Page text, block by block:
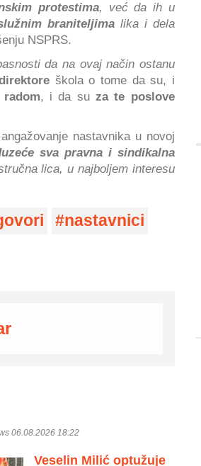
protestima, već da ih u
braniteljima lika i dela
NSPRS.
da na ovaj način ostanu
škola o tome da su, i
, i da su za te poslove
nastavnika u novoj
sva pravna i sindikalna
lica, u najboljem interesu
nastavnici
06.08.2026 18:22
Veselin Milić optužuje